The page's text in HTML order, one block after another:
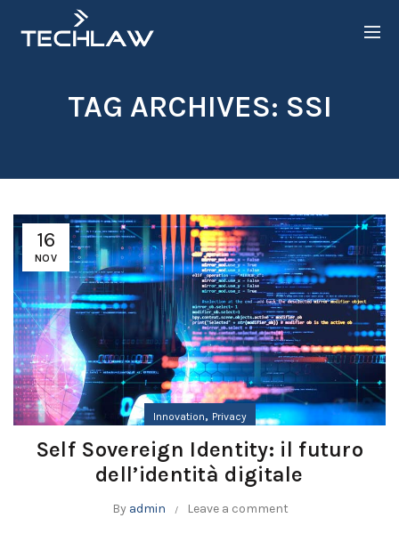
TAG ARCHIVES: SSI
16
NOV
Innovation, Privacy
Self Sovereign Identity: il futuro
dell’identità digitale
By admin Leave a comment